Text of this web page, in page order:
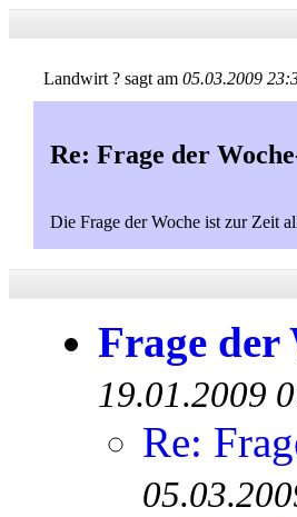
Landwirt ? sagt am 05.03.2009
Re: Frage der
Die Frage der Woche ist zur Zeit
Frage der
19.01.2009
Re: